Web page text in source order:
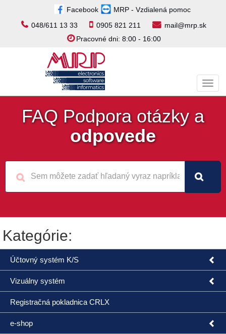
Facebook
MRP - Vzdialená pomoc
048/611 13 33
0905 821 211
mail@mrp.sk
Pracovné dni: 8:00 - 16:00
FAQ Podpora otázky a
odpovede
Kategórie:
Účtovný systém K/S
Vizuálny systém
Registračná pokladnica CRLX
e-shop